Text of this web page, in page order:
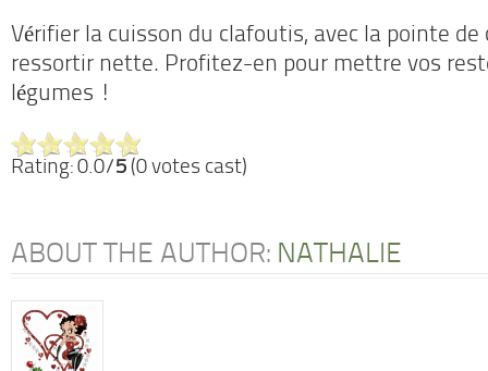
Vérifier la cuisson du clafoutis, avec la pointe
ressortir nette. Profitez-en pour mettre vos
légumes !
Rating: 0.0/5 (0 votes cast)
ABOUT THE AUTHOR: NATHALIE